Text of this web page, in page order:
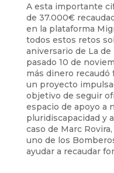
A esta importante
de 37.000€
en la plataforma
todos estos retos
aniversario de La de
pasado 10 de
más dinero recaudó
un proyecto
objetivo de seguir
espacio de apoyo a
pluridiscapacidad y
caso de Marc
uno de los
ayudar a recaudar